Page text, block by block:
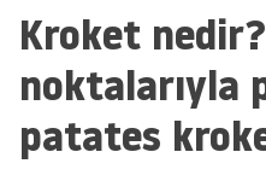
Kroket
noktalarıyla
patates